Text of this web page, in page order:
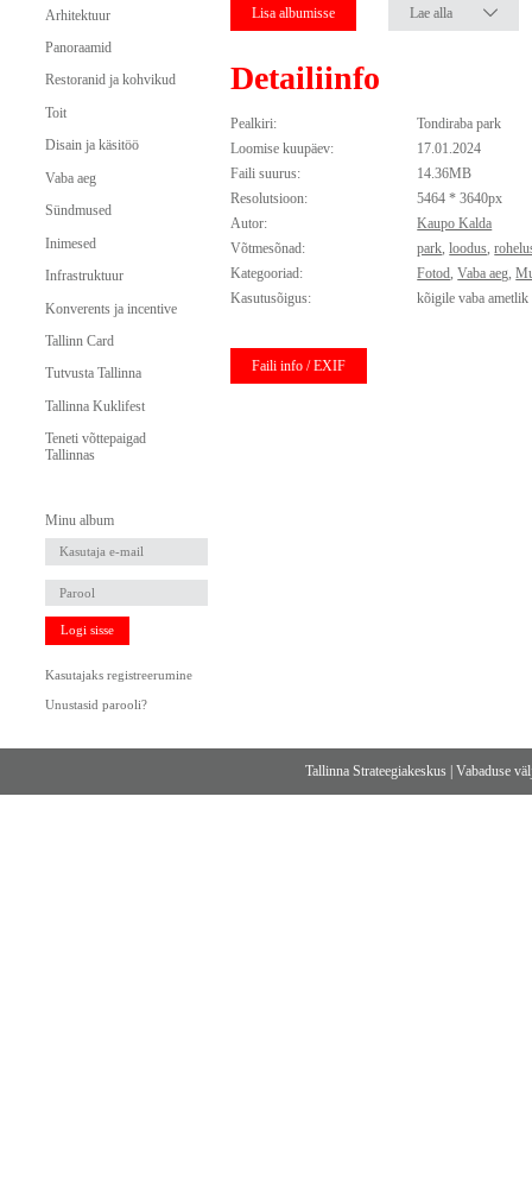
Arhitektuur
Panoraamid
Restoranid ja kohvikud
Toit
Disain ja käsitöö
Vaba aeg
Sündmused
Inimesed
Infrastruktuur
Konverents ja incentive
Tallinn Card
Tutvusta Tallinna
Tallinna Kuklifest
Teneti võttepaigad
Tallinnas
Minu album
Logi sisse
Kasutajaks registreerumine
Unustasid parooli?
Lisa albumisse Lae alla
Detailiinfo
Pealkiri:
Tondiraba park
Loomise kuupäev:
17.01.2024
Faili suurus:
14.36MB
Resolutsioon:
5464 * 3640px
Autor:
Kaupo Kalda
Võtmesõnad:
park,loodus,
Kategooriad:
Fotod,Vaba aeg,
Kasutusõigus:
kõigile vaba
Faili info / EXIF
Tallinna Strateegiakeskus |Vabaduse